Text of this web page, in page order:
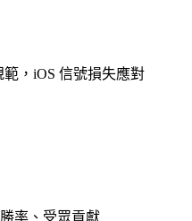
，iOS 信號損失應對
率、受眾貢獻